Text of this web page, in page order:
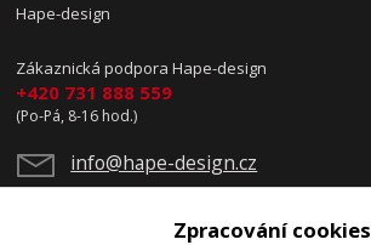
Hape-design
Zákaznická podpora Hape-design
+420 731 888 559
(Po-Pá, 8-16 hod.)
info@hape-design.cz
Zpracování cookies